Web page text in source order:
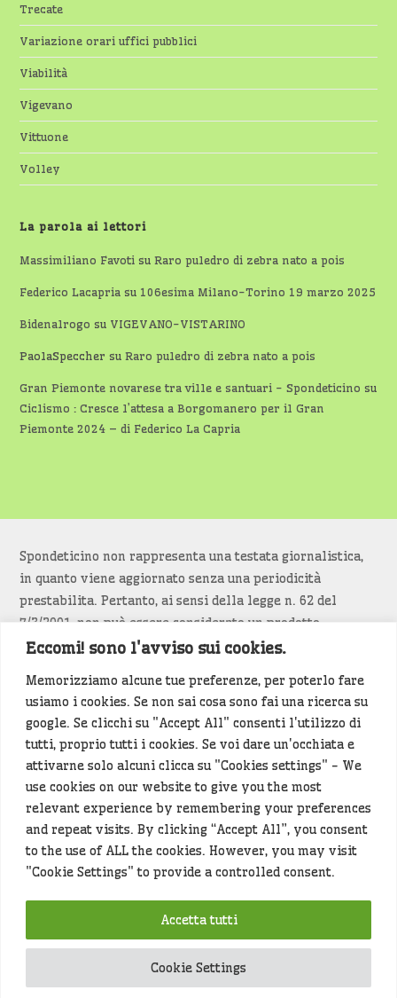
Eccomi! sono l'avviso sui cookies.
Memorizziamo alcune tue preferenze, per poterlo fare
usiamo i cookies. Se non sai cosa sono fai una ricerca su
google. Se clicchi su "Accept All" consenti l'utilizzo di
tutti, proprio tutti i cookies. Se voi dare un'occhiata e
attivarne solo alcuni clicca su "Cookies settings" - We
use cookies on our website to give you the most
relevant experience by remembering your preferences
and repeat visits. By clicking “Accept All”, you consent
to the use of ALL the cookies. However, you may visit
"Cookie Settings" to provide a controlled consent.
Cookie Settings
Accetta tutti
Trecate
Variazione orari uffici pubblici
Viabilità
Vigevano
Vittuone
Volley
La parola ai lettori
Massimiliano Favoti suRaro puledro di zebra nato a pois
Federico Lacapria su 106esima Milano-Torino 19 marzo 2025
Bidenalrogo su VIGEVANO-VISTARINO
PaolaSpeccher suRaro puledro di zebra nato a pois
Gran Piemonte novarese tra ville e santuari - Spondeticino su
Ciclismo : Cresce l’attesa a Borgomanero per il Gran
Piemonte 2024 – di Federico La Capria
Spondeticino non rappresenta una testata giornalistica,
in quanto viene aggiornato senza una periodicità
prestabilita. Pertanto, ai sensi della legge n. 62 del
7/3/2001, non può essere considerato un prodotto
editoriale.
Siamo attenti a non violare copyright e diritti
d’immagine. Se un contenuto è di tua proprietà e vuoi
richiederne la rimozionediccelo(<- clicca per inviarci un
messaggio).
Alcuni articoli sono generati in bozza rielaborando, con
l'intelligenza artificiale generativa, contenuti
provenienti da fonti istituzionali e altri siti di interesse
locale. Prima della pubblicazioni l'articolo viene
controllato dalla redazione.
Hey che fine fanno i miei dati (privacy policy)